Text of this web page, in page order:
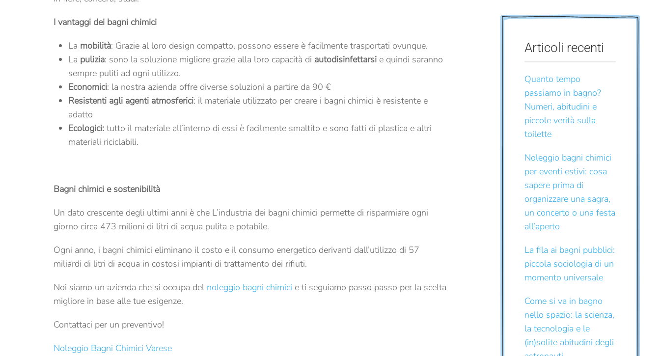
I vantaggi dei bagni chimici
La mobilità: Grazie al loro design compatto, possono essere è facilmente trasportati ovunque.
La pulizia: sono la soluzione migliore grazie alla loro capacità di autodisinfettarsi e quindi saranno
sempre puliti ad ogni utilizzo.
Economici: la nostra azienda offre diverse soluzioni a partire da 90 €
Resistenti agli agenti atmosferici: il materiale utilizzato per creare i bagni chimici è resistente e
adatto
Ecologici: tutto il materiale all’interno di essi è facilmente smaltito e sono fatti di plastica e altri
materiali riciclabili.
Bagni chimici e sostenibilità
Un dato crescente degli ultimi anni è che L’industria dei bagni chimici permette di risparmiare ogni
giorno circa 473 milioni di litri di acqua pulita e potabile.
Ogni anno, i bagni chimici eliminano il costo e il consumo energetico derivanti dall’utilizzo di 57
miliardi di litri di acqua in costosi impianti di trattamento dei rifiuti.
Noi siamo un azienda che si occupa del noleggio bagni chimici e ti seguiamo passo passo per la scelta
migliore in base alle tue esigenze.
Contattaci per un preventivo!
Noleggio Bagni Chimici Varese
Articoli recenti
Quanto tempo
passiamo in bagno?
Numeri, abitudini e
piccole verità sulla
toilette
Noleggio bagni chimici
per eventi estivi: cosa
sapere prima di
organizzare una sagra,
un concerto o una festa
all’aperto
La fila ai bagni pubblici:
piccola sociologia di un
momento universale
Come si va in bagno
nello spazio: la scienza,
la tecnologia e le
(in)solite abitudini degli